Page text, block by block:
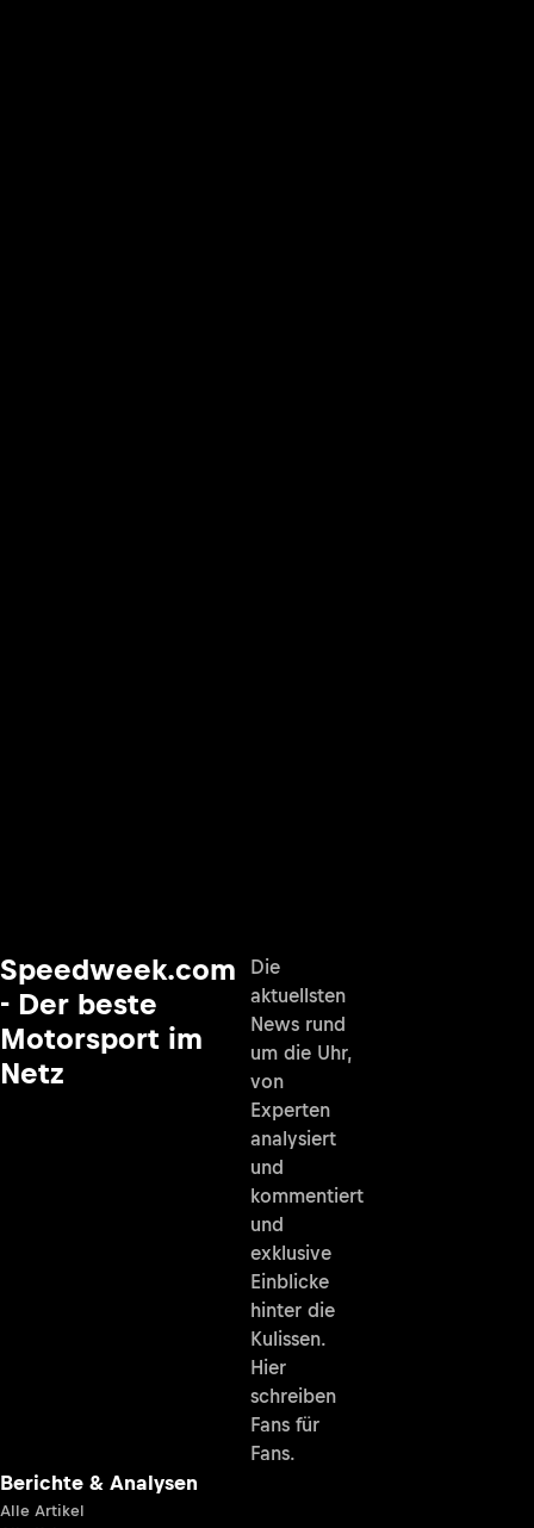
Speedweek.com
- Der beste
Motorsport im
Netz
Die
aktuellsten
News rund
um die Uhr,
von
Experten
analysiert
und
kommentiert
und
exklusive
Einblicke
hinter die
Kulissen.
Hier
schreiben
Fans für
Fans.
Berichte & Analysen
Alle Artikel